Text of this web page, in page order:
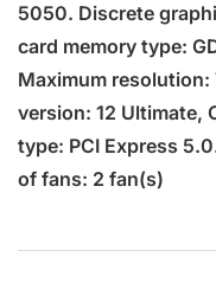
5050. Discrete
card memory type:
Maximum
version: 12 Ultimate,
type: PCI Express
of fans: 2 fan(s)